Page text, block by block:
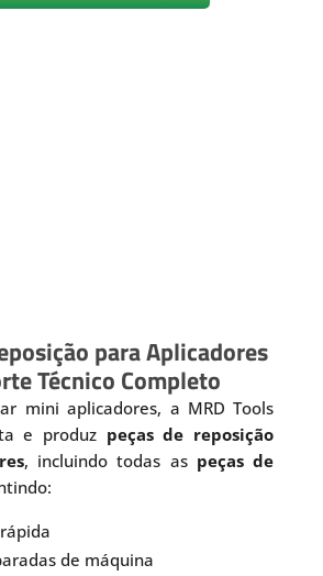
para Aplicadores
Técnico Completo
mini aplicadores, a MRD Tools
e produz peças de reposição
, incluindo todas as peças de
de máquina